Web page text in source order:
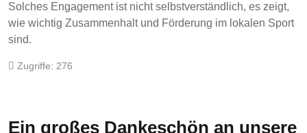
Solches Engagement ist nicht selbstverständlich, es zeigt,
wie wichtig Zusammenhalt und Förderung im lokalen Sport
sind.
Zugriffe: 276
Ein großes Dankeschön an unsere